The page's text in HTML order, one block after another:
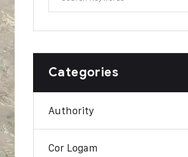
Categories
Authority
Cor Logam